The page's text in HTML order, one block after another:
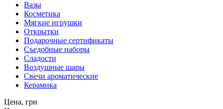
Вазы
Косметика
Мягкие игрушки
Открытки
Подарочные сертификаты
Съедобные наборы
Сладости
Воздушные шары
Свечи ароматические
Керамика
Цена, грн